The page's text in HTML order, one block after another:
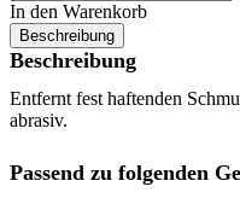
In den Warenkorb
Beschreibung
Beschreibung
Entfernt fest haftenden
abrasiv.
Passend zu folgenden